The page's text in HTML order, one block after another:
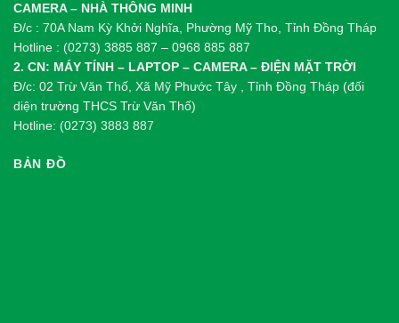
CAMERA – NHÀ THÔNG MINH
Đ/c : 70A Nam Kỳ Khởi Nghĩa, Phường Mỹ Tho, Tỉnh Đồng Tháp
Hotline : (0273) 3885 887 – 0968 885 887
2. CN: MÁY TÍNH – LAPTOP – CAMERA – ĐIỆN MẶT TRỜI
Đ/c: 02 Trừ Văn Thố, Xã Mỹ Phước Tây , Tỉnh Đồng Tháp (đối
diện trường THCS Trừ Văn Thố)
Hotline: (0273) 3883 887
BẢN ĐỒ